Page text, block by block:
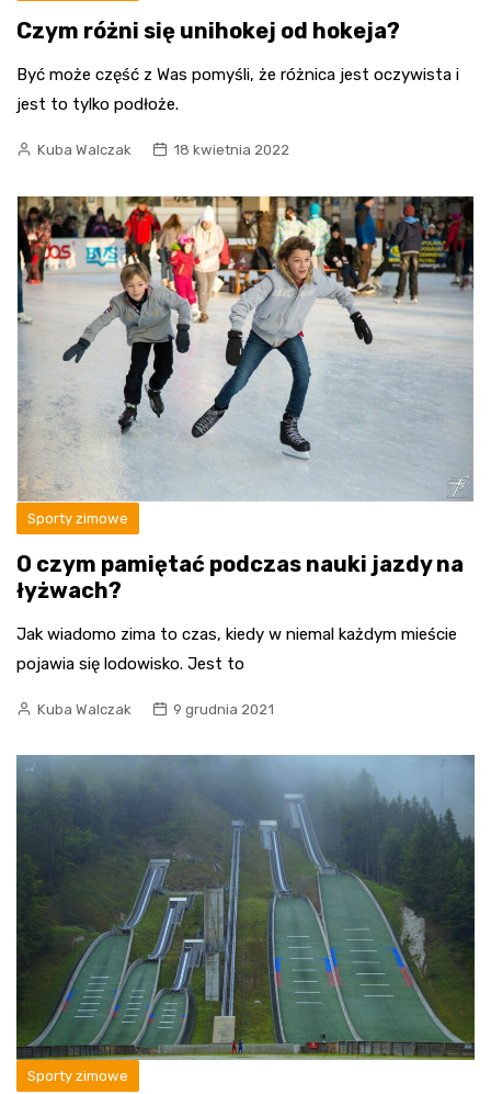
Czym różni się unihokej od hokeja?
Być może część z Was pomyśli, że różnica jest oczywista i
jest to tylko podłoże.
Kuba Walczak 18 kwietnia 2022
Sporty zimowe
O czym pamiętać podczas nauki jazdy na
łyżwach?
Jak wiadomo zima to czas, kiedy w niemal każdym mieście
pojawia się lodowisko. Jest to
Kuba Walczak 9 grudnia 2021
Sporty zimowe